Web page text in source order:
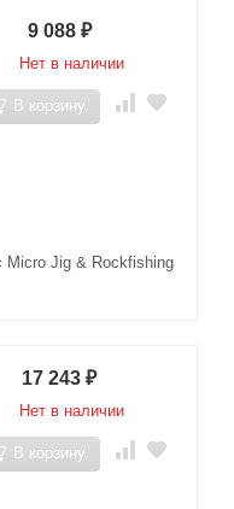
Micro Jig & Rockfishing
9 088 ₽
Нет в наличии
В корзину
17 243 ₽
Нет в наличии
В корзину